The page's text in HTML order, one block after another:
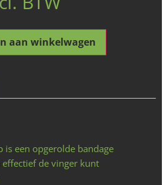
aan winkelwagen
is een opgerolde bandage
de vinger kunt